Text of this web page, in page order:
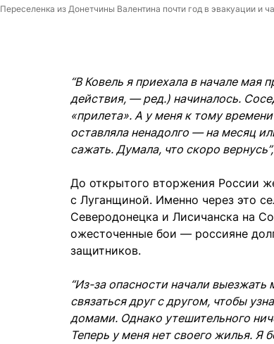
Переселенка из Донетчины Валентина почти год в эвакуации и
“В Ковель я приехала в начале мая
действия, — ред.) начиналось.
«прилета». А у меня к тому
оставляла ненадолго — на месяц
сажать. Думала, что скоро
До открытого вторжения России
с Луганщиной. Именно через это
Северодонецка и Лисичанска на
ожесточенные бои — россияне
защитников.
“Из-за опасности начали
связаться друг с другом, чтобы
домами. Однако утешительного
Теперь у меня нет своего жилья. Я